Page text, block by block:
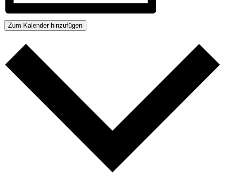
Zum Kalender hinzufügen